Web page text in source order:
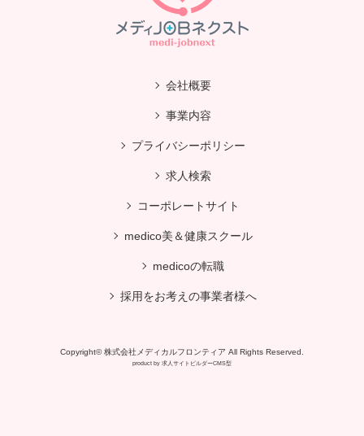
会社概要
事業内容
プライバシーポリシー
求人検索
コーポレートサイト
medico美＆健康スクール
medicoの転職
採用をお考えの事業者様へ
Copyright© 株式会社メディカルフロンティア All Rights Reserved.
product by 求人サイトビルダーCMS型